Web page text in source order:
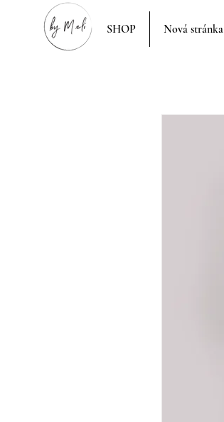
SHOP Nová stránka